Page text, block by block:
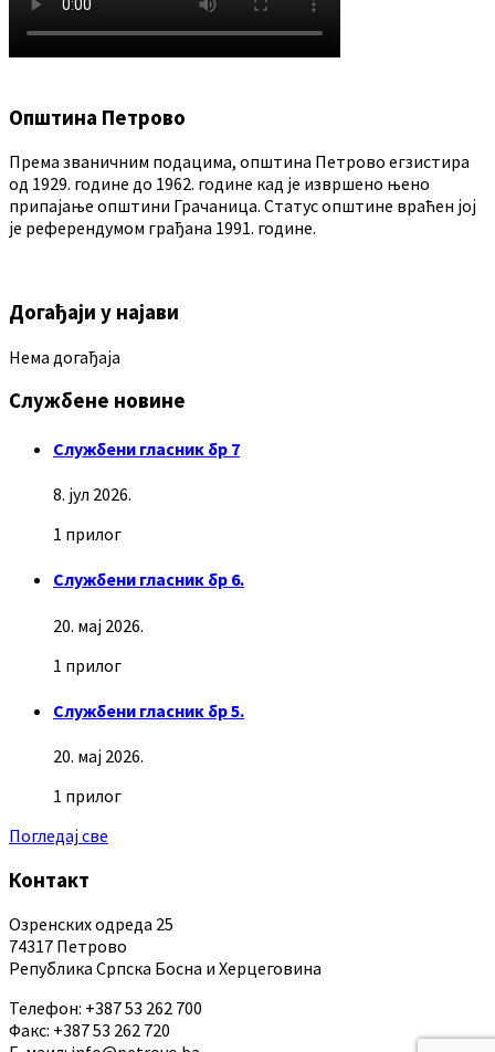
Општина Петрово
Према званичним подацима, општина Петрово егзистира
од 1929. године до 1962. године кад је извршено њено
припајање општини Грачаница. Статус општине враћен јој
је референдумом грађана 1991. године.
Догађаји у најави
Нема догађаја
Службене новине
Службени гласник бр 7
8. јул 2026.
1 прилог
Службени гласник бр 6.
20. мај 2026.
1 прилог
Службени гласник бр 5.
20. мај 2026.
1 прилог
Погледај све
Контакт
Озренских одреда 25
74317 Петрово
Република Српска Босна и Херцеговина
Телефон: +387 53 262 700
Факс: +387 53 262 720